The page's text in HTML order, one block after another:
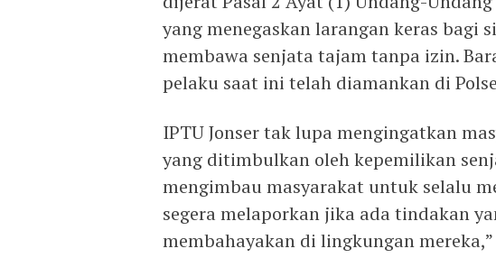
yang menegaskan larangan keras bagi
membawa senjata tajam tanpa izin.
pelaku saat ini telah diamankan di
IPTU Jonser tak lupa mengingatkan
yang ditimbulkan oleh kepemilikan
mengimbau masyarakat untuk selalu
segera melaporkan jika ada tindakan
membahayakan di lingkungan mereka,”